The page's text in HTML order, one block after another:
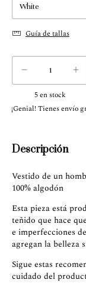
Guía de tallas
5en stock
¡Genial! Tienes envío
Descripción
Vestido de un
100% algodón
Esta pieza está
teñido que hace
e imperfecciones
agregan la belleza
Sigue estas
cuidado del